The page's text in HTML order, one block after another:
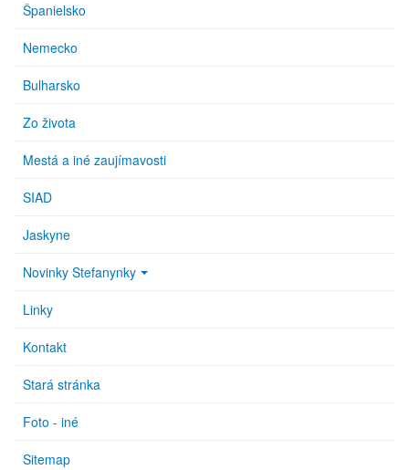
Španielsko
Nemecko
Bulharsko
Zo života
Mestá a iné zaujímavosti
SIAD
Jaskyne
Novinky Stefanynky
Linky
Kontakt
Stará stránka
Foto - iné
Sitemap